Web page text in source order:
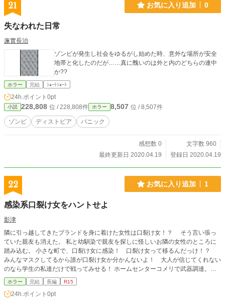
21 お気に入り追加 0
失なわれた日常
蓮實長治
ゾンビが発生し社会をゆるがし始めた時、意外な場所が安全
地帯と化したのだが……真に醜いのは外と内のどちらの連中
か??
ホラー 完結 ｼｮｰﾄｼｮｰﾄ
24h.ポイント 0pt
小説 228,808 位 / 228,808件 ホラー 8,507 位 / 8,507件
ゾンビ ディストピア パニック
感想数 0
文字数 960
最終更新日 2020.04.19
登録日 2020.04.19
22 お気に入り追加 1
感染系口裂け女をハントせよ
影津
隣に引っ越してきたブランドを身に着けた女性は口裂け女！？ そう言い張っ
ていた親友も消えた。 私と幼馴染で親友を探しに怪しいお隣の女性のところに
踏み込む。 小さな町で、口裂け女に感染！ 口裂け女って移るんだっけ！？
みんなマスクしてるから誰が口裂け女か分かんないよ！ 大人が信じてくれない
のなら学生の私達だけで戦ってみせる！ ホームセンターコメリで武器調達。日
常の中で手に入るものだけで戦う！
ホラー 完結 長編 R15
24h.ポイント 0pt